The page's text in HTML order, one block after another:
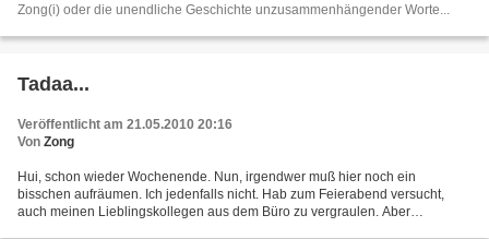
Zong(i) oder die unendliche Geschichte unzusammenhängender Worte...
Tadaa...
Veröffentlicht am 21.05.2010 20:16
Von Zong
Hui, schon wieder Wochenende. Nun, irgendwer muß hier noch ein
bisschen aufräumen. Ich jedenfalls nicht. Hab zum Feierabend versucht,
auch meinen Lieblingskollegen aus dem Büro zu vergraulen. Aber